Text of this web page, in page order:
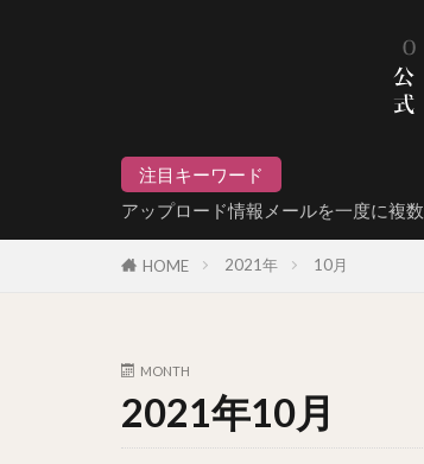
注目キーワード
アップロード情報メールを一度に複数
HOME 2021年 10月
MONTH
2021年10月